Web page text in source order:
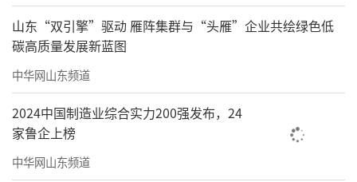
文庙、国子监及各王府营建。这些砖至今不碱
不蚀、敲击有声。
山东“双引擎”驱动 雁阵集群与“头雁”企业共绘绿色低
碳高质量发展新蓝图
中华网山东频道
2024中国制造业综合实力200强发布，24
家鲁企上榜
中华网山东频道